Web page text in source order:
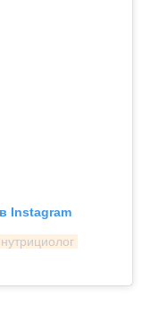
Instagram